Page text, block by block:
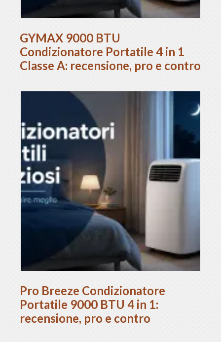
GYMAX 9000 BTU
Condizionatore Portatile 4 in 1
Classe A: recensione, pro e contro
Pro Breeze Condizionatore
Portatile 9000 BTU 4 in 1:
recensione, pro e contro